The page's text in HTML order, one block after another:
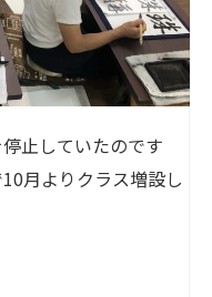
止していたのです
月よりクラス増設し